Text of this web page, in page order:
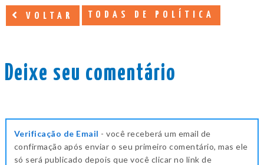
VOLTAR TODAS DE POLÍTICA
Deixe seu comentário
Verificação de Email - você receberá um email de
confirmação após enviar o seu primeiro comentário, mas ele
só será publicado depois que você clicar no link de